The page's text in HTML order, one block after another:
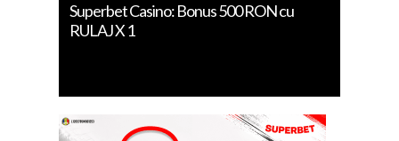
Superbet Casino: Bonus 500 RON cu
RULAJ X 1